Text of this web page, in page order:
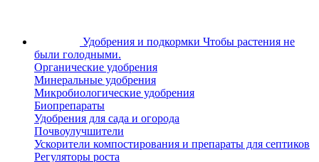
Удобрения и подкормки Чтобы растения не
были голодными.
Органические удобрения
Минеральные удобрения
Микробиологические удобрения
Биопрепараты
Удобрения для сада и огорода
Почвоулучшители
Ускорители компостирования и препараты для септиков
Регуляторы роста